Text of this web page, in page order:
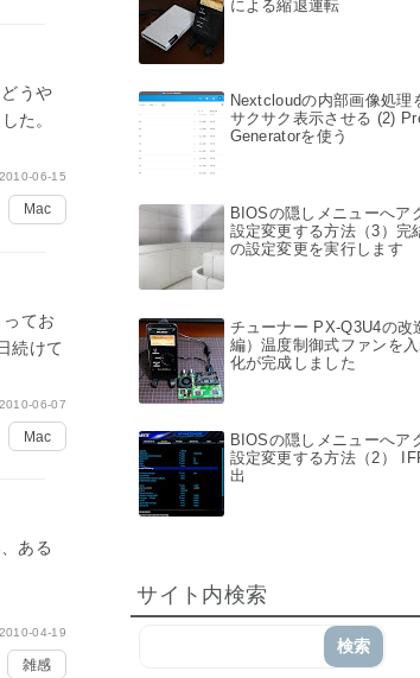
うや
た。
2010-06-15
Mac
てお
続けて
2010-06-07
Mac
ある
2010-04-19
雑感
による縮退運転
Nextcloudの内部画像処理
サクサク表示させる (2)
Generatorを使う
BIOSの隠しメニューへア
設定変更する方法（3）完
の設定変更を実行します
チューナー PX-Q3U4の改
編）温度制御式ファンを
化が完成しました
BIOSの隠しメニューへア
設定変更する方法（2）
出
サイト内検索